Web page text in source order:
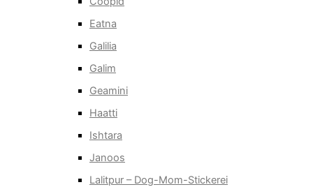
Eatna
Galilia
Galim
Geamini
Haatti
Ishtara
Janoos
Lalitpur – Dog-Mom-Stickerei